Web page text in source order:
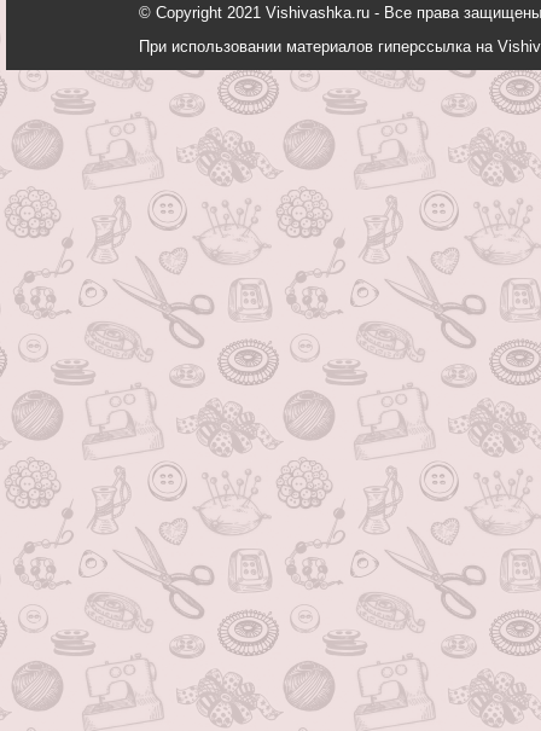
© Copyright 2021 Vishivashka.ru - Все права
При использовании материалов гиперссылка на